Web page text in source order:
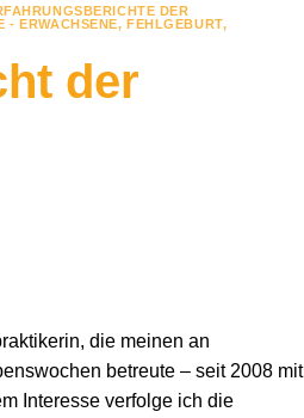
DER
- ERWACHSENE,FEHLGEBURT,
der
die meinen an
betreute – seit 2008 mit
Interesse verfolge ich die